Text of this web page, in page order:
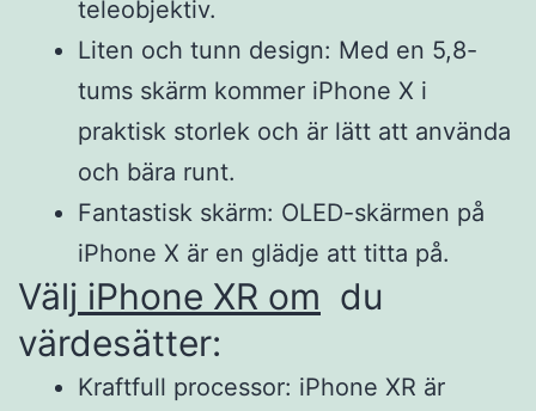
teleobjektiv.
Liten och tunn design: Med en 5,8-
tums skärm kommer iPhone X i
praktisk storlek och är lätt att använda
och bära runt.
Fantastisk skärm: OLED-skärmen på
iPhone X är en glädje att titta på.
Välj iPhone XR om du
värdesätter:
Kraftfull processor: iPhone XR är